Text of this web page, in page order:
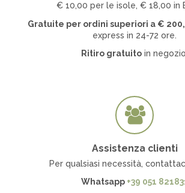
€ 10,00 per le isole, € 18,00 in
Gratuite per ordini superiori a €
express in 24-72 ore.
Ritiro gratuito in
Assistenza clienti
Per qualsiasi necessità,
Whatsapp +39 051